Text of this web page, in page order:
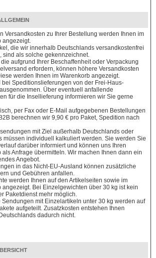
Versandkosten zu Ihrer Bestellung werden Ihnen im
angezeigt.
die wir innerhalb Deutschlands versandkostenfrei
sind als solche gekennzeichnet.
die aufgrund Ihrer Beschaffenheit oder Verpackung
erfordern, können höhere Versandkosten
werden Ihnen im Warenkorb angezeigt.
bei Speditionslieferungen von der Frei-Haus-
Über eventuell anfallende
für die Insellieferung informieren wir Sie gerne
per Fax oder E-Mail aufgegebenen Bestellungen
berechnen wir 9,90 € pro Paket, Spedition nach
mit Ziel außerhalb Deutschlands oder
müssen individuell kalkuliert werden. Sie werden Sie
darüber informiert und können uns Ihren
als Anfrage übermitteln. Wir machen Ihnen dann ein
Angebot.
in das Nicht-EU-Ausland können zusätzliche
und Gebühren anfallen.
werden Ihnen auf den Artikelseiten sowie im
angezeigt. Bei Einzelgewichten über 30 kg ist kein
Paketdienst mehr möglich.
Sendungen mit Einzelartikeln unter 30 kg werden auf
aufgeteilt. Zusatzkosten entstehen Ihnen
dadurch nicht.